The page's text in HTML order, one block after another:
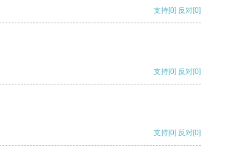
支持[0] 反对[0]
支持[0] 反对[0]
支持[0] 反对[0]